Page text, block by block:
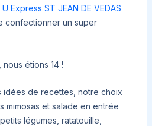
U Express ST JEAN DE VEDAS
confectionner un super
étions 14 !
idées de recettes, notre choix
mimosas et salade en entrée
légumes, ratatouille,